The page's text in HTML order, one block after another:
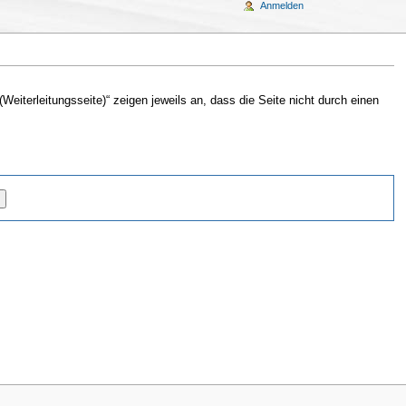
zeigen jeweils an, dass die Seite nicht durch einen
Anmelden